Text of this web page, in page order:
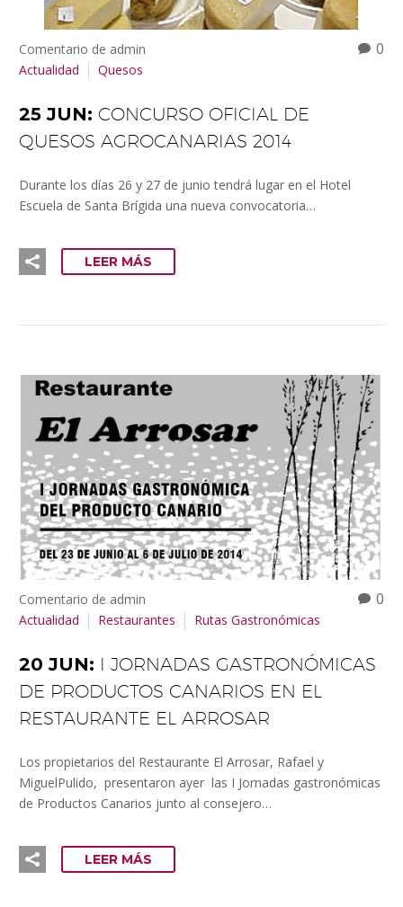
0
Comentario de admin
Actualidad
Quesos
25 JUN: CONCURSO OFICIAL DE
QUESOS AGROCANARIAS 2014
Durante los días 26 y 27 de junio tendrá lugar en el Hotel
Escuela de Santa Brígida una nueva convocatoria…
LEER MÁS
0
Comentario de admin
Actualidad
Restaurantes Rutas Gastronómicas
20 JUN: I JORNADAS GASTRONÓMICAS
DE PRODUCTOS CANARIOS EN EL
RESTAURANTE EL ARROSAR
Los propietarios del Restaurante El Arrosar, Rafael y
MiguelPulido, presentaron ayer las I Jornadas gastronómicas
de Productos Canarios junto al consejero…
LEER MÁS